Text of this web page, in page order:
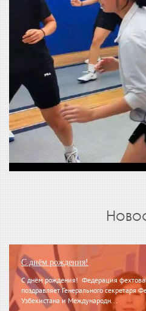
С днём рождения!
С днём рождения! Федерация
поздравляет Генерального секретаря
Узбекистана и Международн...